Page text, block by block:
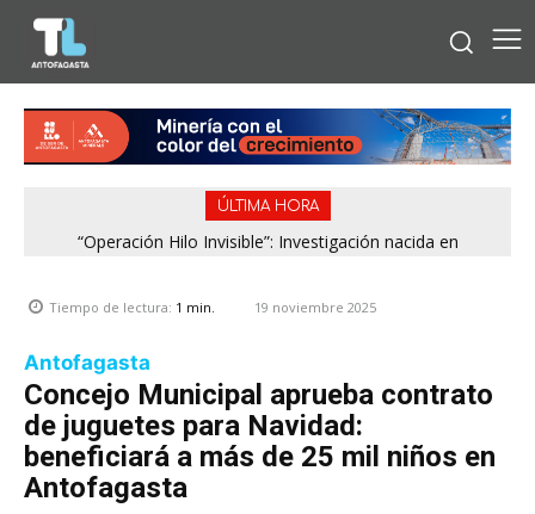
ÚLTIMA HORA
“Operación Hilo Invisible”: Investigación nacida en
Tiempo de lectura: 1 min. 19 noviembre 2025
Antofagasta
Concejo Municipal aprueba contrato
de juguetes para Navidad:
beneficiará a más de 25 mil niños en
Antofagasta